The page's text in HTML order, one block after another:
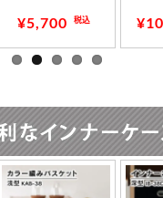
¥5,700 税込